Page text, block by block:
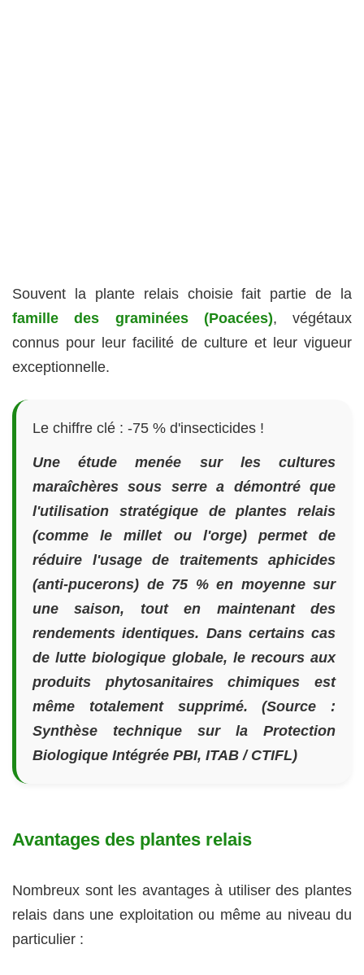
Souvent la plante relais choisie fait partie de la
famille des graminées (Poacées), végétaux
connus pour leur facilité de culture et leur vigueur
exceptionnelle.
Le chiffre clé : -75 % d'insecticides !
Une étude menée sur les cultures
maraîchères sous serre a démontré que
l'utilisation stratégique de plantes relais
(comme le millet ou l'orge) permet de
réduire l'usage de traitements aphicides
(anti-pucerons) de 75 % en moyenne sur
une saison, tout en maintenant des
rendements identiques. Dans certains cas
de lutte biologique globale, le recours aux
produits phytosanitaires chimiques est
même totalement supprimé. (Source :
Synthèse technique sur la Protection
Biologique Intégrée PBI, ITAB / CTIFL)
Avantages des plantes relais
Nombreux sont les avantages à utiliser des plantes
relais dans une exploitation ou même au niveau du
particulier :